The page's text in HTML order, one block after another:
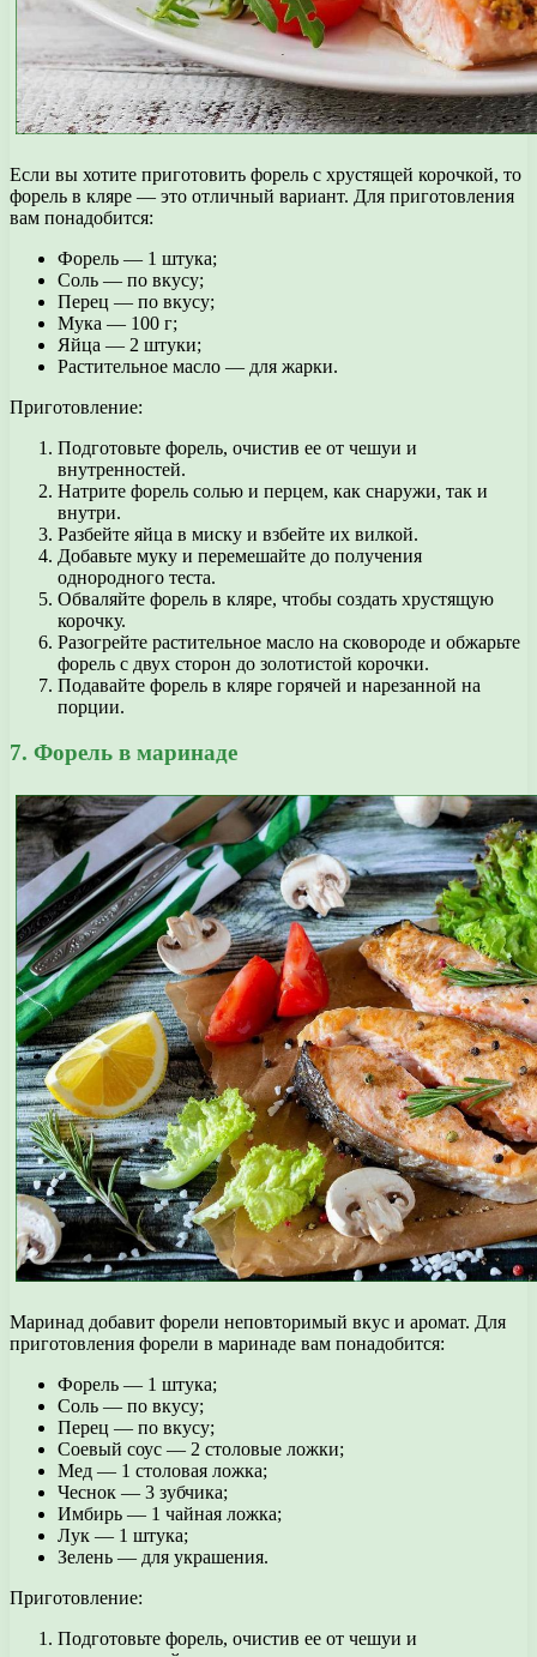
Если вы хотите приготовить форель с хрустящей корочкой, то
форель в кляре — это отличный вариант. Для приготовления
вам понадобится:
Форель — 1 штука;
Соль — по вкусу;
Перец — по вкусу;
Мука — 100 г;
Яйца — 2 штуки;
Растительное масло — для жарки.
Приготовление:
Подготовьте форель, очистив ее от чешуи и
внутренностей.
Натрите форель солью и перцем, как снаружи, так и
внутри.
Разбейте яйца в миску и взбейте их вилкой.
Добавьте муку и перемешайте до получения
однородного теста.
Обваляйте форель в кляре, чтобы создать хрустящую
корочку.
Разогрейте растительное масло на сковороде и обжарьте
форель с двух сторон до золотистой корочки.
Подавайте форель в кляре горячей и нарезанной на
порции.
7. Форель в маринаде
Маринад добавит форели неповторимый вкус и аромат. Для
приготовления форели в маринаде вам понадобится:
Форель — 1 штука;
Соль — по вкусу;
Перец — по вкусу;
Соевый соус — 2 столовые ложки;
Мед — 1 столовая ложка;
Чеснок — 3 зубчика;
Имбирь — 1 чайная ложка;
Лук — 1 штука;
Зелень — для украшения.
Приготовление:
Подготовьте форель, очистив ее от чешуи и